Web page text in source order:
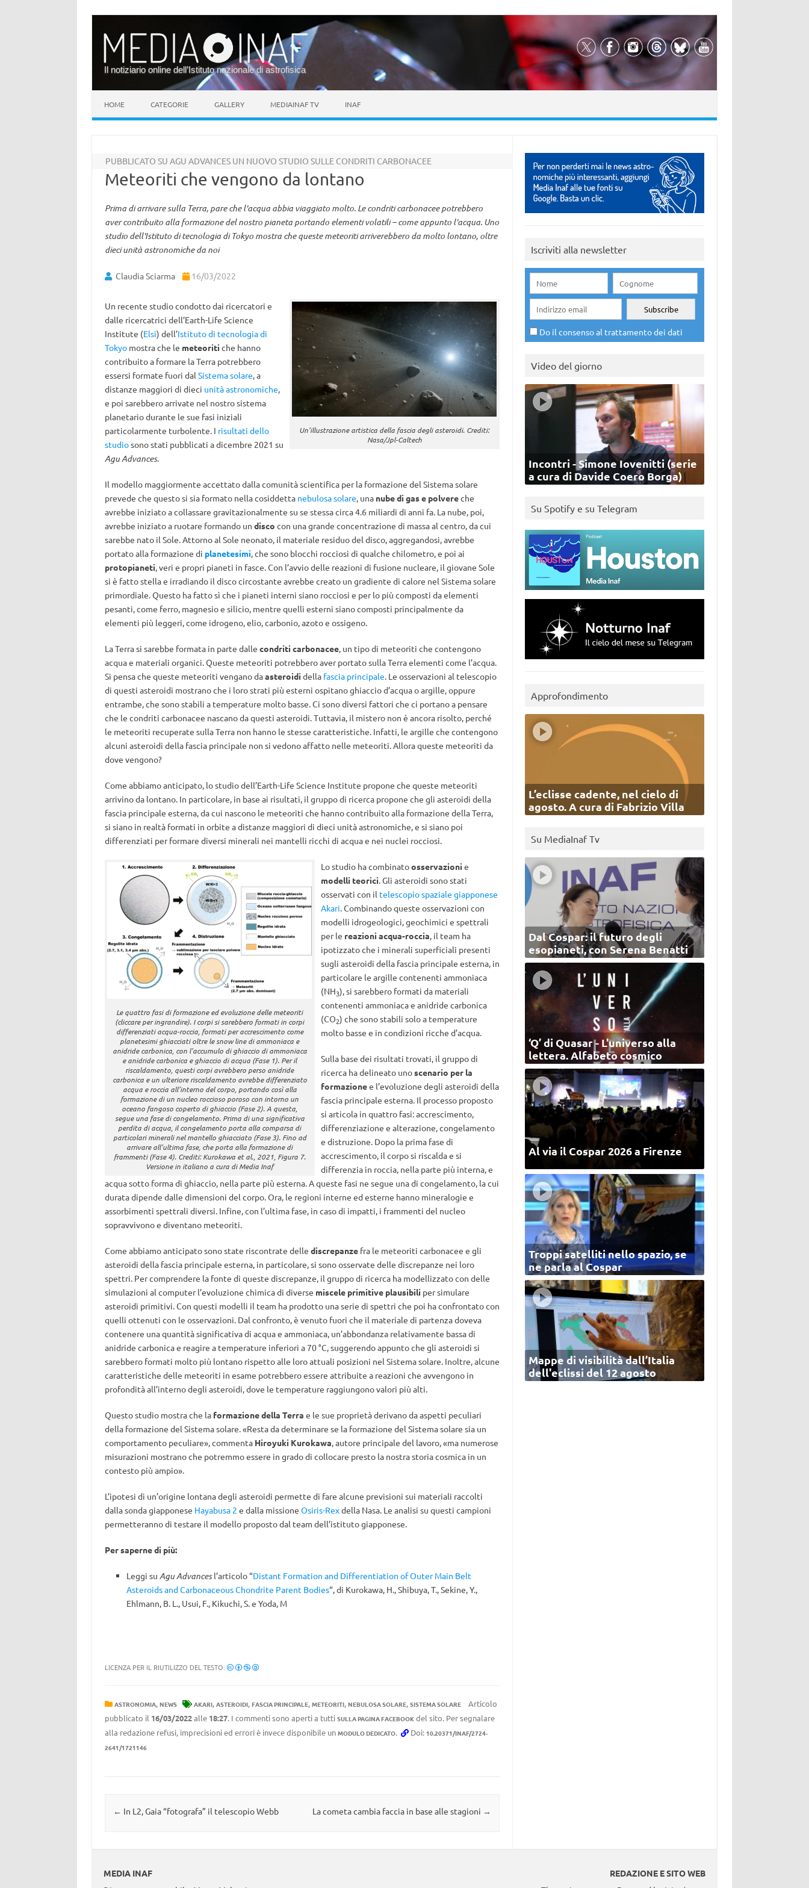
Il notiziario online dell’Istituto nazionale di astrofisica
HOME CATEGORIE GALLERY MEDIAINAF TV INAF
PUBBLICATO SU AGU ADVANCES UN NUOVO STUDIO SULLE CONDRITI CARBONACEE
Meteoriti che vengono da lontano
Prima di arrivare sulla Terra, pare che l'acqua abbia viaggiato molto. Le condriti carbonacee potrebbero
aver contribuito alla formazione del nostro pianeta portando elementi volatili – come appunto l'acqua. Uno
studio dell'Istituto di tecnologia di Tokyo mostra che queste meteoriti arriverebbero da molto lontano, oltre
dieci unità astronomiche da noi
Claudia Sciarma 16/03/2022
Un’illustrazione artistica della fascia degli asteroidi. Crediti:
Nasa/Jpl-Caltech
Un recente studio condotto dai ricercatori e
dalle ricercatrici dell’Earth-Life Science
Institute (Elsi) dell’Istituto di tecnologia di
Tokyomostra che le meteoriti che hanno
contribuito a formare la Terra potrebbero
essersi formate fuori dal Sistema solare, a
distanze maggiori di dieci unità astronomiche,
e poi sarebbero arrivate nel nostro sistema
planetario durante le sue fasi iniziali
particolarmente turbolente. I risultati dello
studiosono stati pubblicati a dicembre 2021 su
Agu Advances.
Il modello maggiormente accettato dalla comunità scientifica per la formazione del Sistema solare
prevede che questo si sia formato nella cosiddetta nebulosa solare, una nube di gas e polvereche
avrebbe iniziato a collassare gravitazionalmente su se stessa circa 4.6 miliardi di anni fa. La nube, poi,
avrebbe iniziato a ruotare formando un disco con una grande concentrazione di massa al centro, da cui
sarebbe nato il Sole. Attorno al Sole neonato, il materiale residuo del disco, aggregandosi, avrebbe
portato alla formazione di planetesimi, che sono blocchi rocciosi di qualche chilometro, e poi ai
protopianeti, veri e propri pianeti in fasce. Con l’avvio delle reazioni di fusione nucleare, il giovane Sole
si è fatto stella e irradiando il disco circostante avrebbe creato un gradiente di calore nel Sistema solare
primordiale. Questo ha fatto sì che i pianeti interni siano rocciosi e per lo più composti da elementi
pesanti, come ferro, magnesio e silicio, mentre quelli esterni siano composti principalmente da
elementi più leggeri, come idrogeno, elio, carbonio, azoto e ossigeno.
La Terra si sarebbe formata in parte dalle condriti carbonacee, un tipo di meteoriti che contengono
acqua e materiali organici. Queste meteoriti potrebbero aver portato sulla Terra elementi come l’acqua.
Si pensa che queste meteoriti vengano daasteroidi della fascia principale. Le osservazioni al telescopio
di questi asteroidi mostrano che i loro strati più esterni ospitano ghiaccio d’acqua o argille, oppure
entrambe, che sono stabili a temperature molto basse. Ci sono diversi fattori che ci portano a pensare
che le condriti carbonacee nascano da questi asteroidi. Tuttavia, il mistero non è ancora risolto, perché
le meteoriti recuperate sulla Terra non hanno le stesse caratteristiche. Infatti, le argille che contengono
alcuni asteroidi della fascia principale non si vedono affatto nelle meteoriti. Allora queste meteoriti da
dove vengono?
Come abbiamo anticipato, lo studio dell’Earth-Life Science Institute propone che queste meteoriti
arrivino da lontano. In particolare, in base ai risultati, il gruppo di ricerca propone che gli asteroidi della
fascia principale esterna, da cui nascono le meteoriti che hanno contribuito alla formazione della Terra,
si siano in realtà formati in orbite a distanze maggiori di dieci unità astronomiche, e si siano poi
differenziati per formare diversi minerali nei mantelli ricchi di acqua e nei nuclei rocciosi.
Le quattro fasi di formazione ed evoluzione delle meteoriti
(cliccare per ingrandire). I corpi si sarebbero formati in corpi
differenziati acqua-roccia, formati per accrescimento come
planetesimi ghiacciati oltre le snow line di ammoniaca e
anidride carbonica, con l’accumulo di ghiaccio di ammoniaca
e anidride carbonica e ghiaccio di acqua (Fase 1). Per il
riscaldamento, questi corpi avrebbero perso anidride
carbonica e un ulteriore riscaldamento avrebbe differenziato
acqua e roccia all’interno del corpo, portando così alla
formazione di un nucleo roccioso poroso con intorno un
oceano fangoso coperto di ghiaccio (Fase 2). A questa,
segue una fase di congelamento. Prima di una significativa
perdita di acqua, il congelamento porta alla comparsa di
particolari minerali nel mantello ghiacciato (Fase 3). Fino ad
arrivare all’ultima fase, che porta alla formazione di
frammenti (Fase 4). Crediti: Kurokawa et al., 2021, Figura 7.
Versione in italiano a cura di Media Inaf
Lo studio ha combinatoosservazioni e
modelli teorici. Gli asteroidi sono stati
osservati con il telescopio spaziale giapponese
Akari. Combinando queste osservazioni con
modelli idrogeologici, geochimici e spettrali
per le reazioni acqua-roccia, il team ha
ipotizzato che i minerali superficiali presenti
sugli asteroidi della fascia principale esterna, in
particolare le argille contenenti ammoniaca
(NH3), si sarebbero formati da materiali
contenenti ammoniaca e anidride carbonica
(CO2) che sono stabili solo a temperature
molto basse e in condizioni ricche d’acqua.
Sulla base dei risultati trovati, il gruppo di
ricerca ha delineato unoscenario per la
formazionee l’evoluzione degli asteroidi della
fascia principale esterna. Il processo proposto
si articola in quattro fasi: accrescimento,
differenziazione e alterazione, congelamento
e distruzione. Dopo la prima fase di
accrescimento, il corpo si riscalda e si
differenzia in roccia, nella parte più interna, e
acqua sotto forma di ghiaccio, nella parte più esterna. A queste fasi ne segue una di congelamento, la cui
durata dipende dalle dimensioni del corpo. Ora, le regioni interne ed esterne hanno mineralogie e
assorbimenti spettrali diversi. Infine, con l’ultima fase, in caso di impatti, i frammenti del nucleo
sopravvivono e diventano meteoriti.
Come abbiamo anticipato sono state riscontrate delle discrepanzefra le meteoriti carbonacee e gli
asteroidi della fascia principale esterna, in particolare, si sono osservate delle discrepanze nei loro
spettri. Per comprendere la fonte di queste discrepanze, il gruppo di ricerca ha modellizzato con delle
simulazioni al computer l’evoluzione chimica di diverse miscele primitive plausibili per simulare
asteroidi primitivi. Con questi modelli il team ha prodotto una serie di spettri che poi ha confrontato con
quelli ottenuti con le osservazioni. Dal confronto, è venuto fuori che il materiale di partenza doveva
contenere una quantità significativa di acqua e ammoniaca, un’abbondanza relativamente bassa di
anidride carbonica e reagire a temperature inferiori a 70 °C, suggerendo appunto che gli asteroidi si
sarebbero formati molto più lontano rispetto alle loro attuali posizioni nel Sistema solare. Inoltre, alcune
caratteristiche delle meteoriti in esame potrebbero essere attribuite a reazioni che avvengono in
profondità all’interno degli asteroidi, dove le temperature raggiungono valori più alti.
Questo studio mostra che la formazione della Terra e le sue proprietà derivano da aspetti peculiari
della formazione del Sistema solare. «Resta da determinare se la formazione del Sistema solare sia un
comportamento peculiare», commenta Hiroyuki Kurokawa, autore principale del lavoro, «ma numerose
misurazioni mostrano che potremmo essere in grado di collocare presto la nostra storia cosmica in un
contesto più ampio».
L’ipotesi di un’origine lontana degli asteroidi permette di fare alcune previsioni sui materiali raccolti
dalla sonda giapponese Hayabusa 2 e dalla missione Osiris-Rexdella Nasa. Le analisi su questi campioni
permetteranno di testare il modello proposto dal team dell’istituto giapponese.
Per saperne di più:
Leggi su Agu Advancesl’articolo “Distant Formation and Differentiation of Outer Main Belt
Asteroids and Carbonaceous Chondrite Parent Bodies“, di Kurokawa, H., Shibuya, T., Sekine, Y.,
Ehlmann, B. L., Usui, F., Kikuchi, S. e Yoda, M
LICENZA PER IL RIUTILIZZO DEL TESTO:
ASTRONOMIA, NEWS AKARI, ASTEROIDI, FASCIA PRINCIPALE, METEORITI, NEBULOSA SOLARE, SISTEMA SOLARE
Articolo
pubblicato il 16/03/2022alle 18:27. I commenti sono aperti a tutti SULLA PAGINA FACEBOOKdel sito. Per segnalare
alla redazione refusi, imprecisioni ed errori è invece disponibile un MODULO DEDICATO. Doi: 10.20371/INAF/2724-
2641/1721146
Navigazione articolo
← In L2, Gaia “fotografa” il telescopio Webb La cometa cambia faccia in base alle stagioni →
Iscriviti alla newsletter
Do il consenso al trattamento dei dati
Video del giorno
Incontri - Simone Iovenitti (serie
a cura di Davide Coero Borga)
Su Spotify e su Telegram
Approfondimento
L’eclisse cadente, nel cielo di
agosto. A cura di Fabrizio Villa
Su MediaInaf Tv
Dal Cospar: il futuro degli
esopianeti, con Serena Benatti
‘Q’ di Quasar - L'universo alla
lettera. Alfabeto cosmico
Al via il Cospar 2026 a Firenze
Troppi satelliti nello spazio, se
ne parla al Cospar
Mappe di visibilità dall’Italia
dell'eclissi del 12 agosto
MEDIA INAF
REDAZIONE E SITO WEB